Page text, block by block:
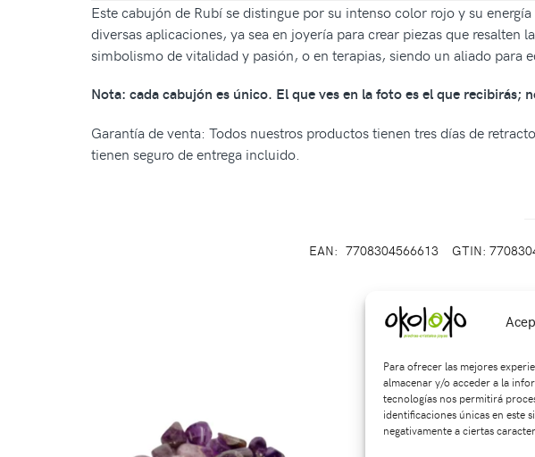
Para ofrecer las mejores
almacenar y/o acceder a la
tecnologías nos permitirá
identificaciones únicas en este
negativamente a ciertas
Este cabujón de Rubí se distingue por su intenso color rojo y su
diversas aplicaciones, ya sea en joyería para crear piezas que
simbolismo de vitalidad y pasión, o en terapias, siendo un aliado
Nota: cada cabujón es único. El que ves en la foto es el que recibirás;
Garantía de venta: Todos nuestros productos tienen tres días de
tienen seguro de entrega incluido.
EAN: 7708304566613 GTIN: